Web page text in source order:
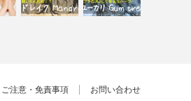
ご注意・免責事項 お問い合わせ